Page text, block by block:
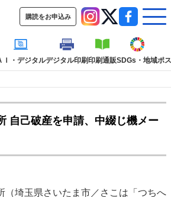
購読をお申込み
Ｉ・デジタルデジタル印刷印刷通販SDGs・地域ポ
自己破産を申請、中綴じ機メー
（埼玉県さいたま市／さこは「つちへ